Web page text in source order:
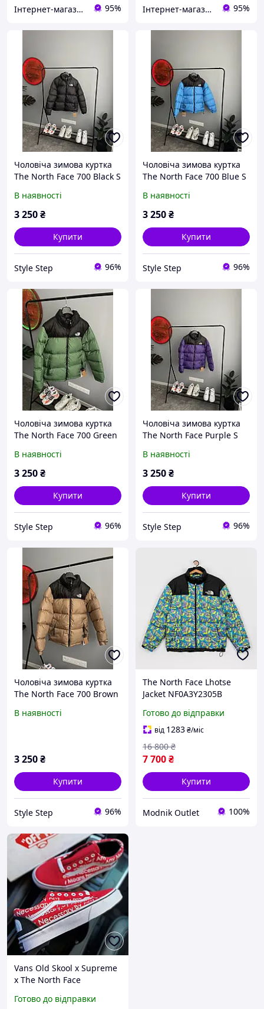
Інтернет-магазин "Dianora-Style" 95% Інтернет-магазин "Dianora-Style" 95%
Чоловіча зимова куртка
The North Face 700 Black S
В наявності
3 250₴
Купити
Style Step 96%
Чоловіча зимова куртка
The North Face 700 Blue S
В наявності
3 250₴
Купити
Style Step 96%
Чоловіча зимова куртка
The North Face 700 Green
В наявності
3 250₴
Купити
Style Step 96%
Чоловіча зимова куртка
The North Face Purple S
В наявності
3 250₴
Купити
Style Step 96%
Чоловіча зимова куртка
The North Face 700 Brown
В наявності
3 250₴
Купити
Style Step 96%
The North Face Lhotse
Jacket NF0A3Y2305B
парка - XXL
Готово до відправки
від 1283₴/міс
7 700₴
16 800 ₴
Купити
Modnik Outlet 100%
Vans Old Skool x Supreme
x The North Face
Готово до відправки